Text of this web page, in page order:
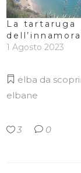
La tartaruga
1 Agosto 2023
elba da
elbane
3 0